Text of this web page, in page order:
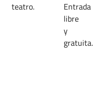
teatro.
Entrada
libre
y
gratuita.